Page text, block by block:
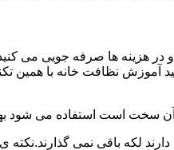
هزینه ها صرفه جویی می
آموزش نظافت خانه با
لکه باقی نمی